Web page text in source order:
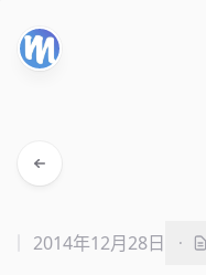
2014年12月28日 ·